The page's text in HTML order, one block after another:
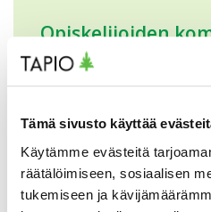
Tämä sivusto käyttää
Käytämme evästeitä
räätälöimiseen, sosiaalisen
tukemiseen ja
Opiskelijoiden
koulutuksesta
monikanavaista sekä
laajasti luonnonvaraan,
talouteen ja metsäalan
Uskon, että
jatkossa. Suometsät